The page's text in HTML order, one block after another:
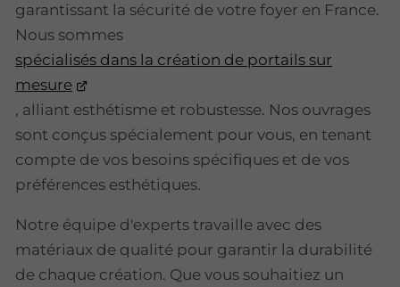
garantissant la sécurité de votre foyer en France.
Nous sommes
spécialisés dans la création de portails sur
mesure
, alliant esthétisme et robustesse. Nos ouvrages
sont conçus spécialement pour vous, en tenant
compte de vos besoins spécifiques et de vos
préférences esthétiques.
Notre équipe d'experts travaille avec des
matériaux de qualité pour garantir la durabilité
de chaque création. Que vous souhaitiez un